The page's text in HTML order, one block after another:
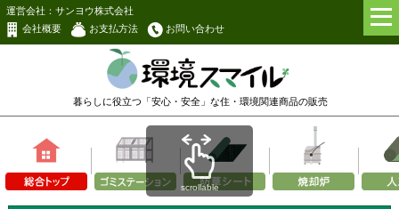
運営会社：サンヨウ株式会社
会社概要
お支払方法 お問い合わせ
暮らしに役立つ「安心・安全」な住・環境関連商品の販売
scrollable